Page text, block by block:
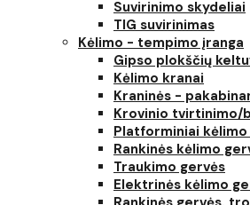
Suvirinimo skydeliai
TIG suvirinimas
Kėlimo - tempimo įranga
Gipso plokščių
Kėlimo kranai
Kraninės -
Krovinio tvirtinimo/
Platforminiai kėlimo
Rankinės kėlimo
Traukimo gervės
Elektrinės kėlimo